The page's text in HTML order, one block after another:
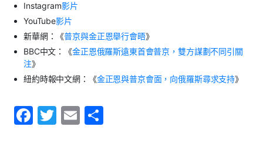
Instagram影片
YouTube影片
新華網：《普京與金正恩舉行會晤》
BBC中文：《金正恩俄羅斯遠東首會普京，雙方謀劃不同引關
注》
紐約時報中文網：《金正恩與普京會面，向俄羅斯尋求支持》
F
T
E